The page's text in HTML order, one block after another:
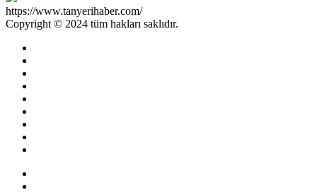
https://www.tanyerihaber.com/
Copyright © 2024 tüm hakları saklıdır.